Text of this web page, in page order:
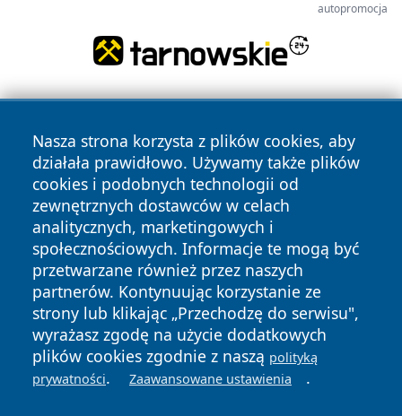
autopromocja
Nasza strona korzysta z plików cookies, aby
działała prawidłowo. Używamy także plików
cookies i podobnych technologii od
zewnętrznych dostawców w celach
analitycznych, marketingowych i
społecznościowych. Informacje te mogą być
przetwarzane również przez naszych
partnerów. Kontynuując korzystanie ze
strony lub klikając „Przechodzę do serwisu",
wyrażasz zgodę na użycie dodatkowych
plików cookies zgodnie z naszą polityką
prywatności. Zaawansowane ustawienia .
Copyright © 2026 stargardlokalnie.pl Wszystkie prawa
zastrzeżone.
News Autorzy
Polityka
Prywatności
Polityka
Cookies